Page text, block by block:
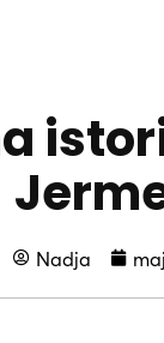
Nadja